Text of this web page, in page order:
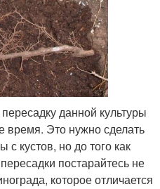
данной культуры
время. Это нужно сделать
с кустов, но до того как
постарайтесь не
которое отличается